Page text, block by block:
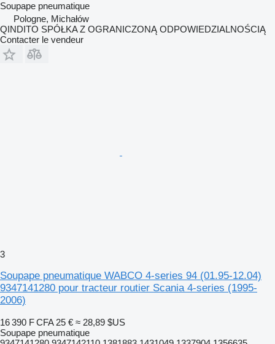
Soupape pneumatique
Pologne, Michałów
QINDITO SPÓŁKA Z OGRANICZONĄ ODPOWIEDZIALNOŚCIĄ
Contacter le vendeur
3
Soupape pneumatique WABCO 4-series 94 (01.95-12.04)
9347141280 pour tracteur routier Scania 4-series (1995-
2006)
16 390 F CFA 25 € ≈ 28,89 $US
Soupape pneumatique